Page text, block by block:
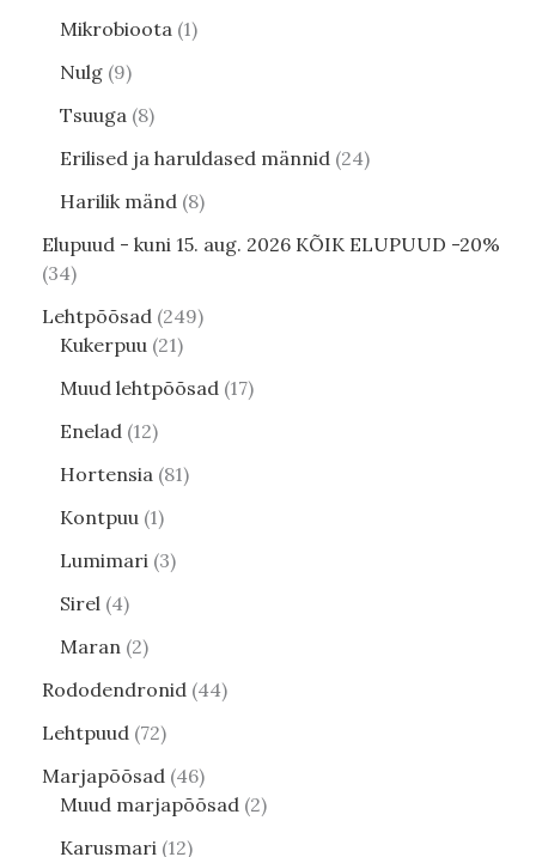
Mikrobioota 1
Nulg 9
Tsuuga 8
Erilised ja haruldased männid 24
Harilik mänd 8
Elupuud - kuni 15. aug. 2026 KÕIK ELUPUUD -20%
34
Lehtpõõsad 249
Kukerpuu 21
Muud lehtpõõsad 17
Enelad 12
Hortensia 81
Kontpuu 1
Lumimari 3
Sirel 4
Maran 2
Rododendronid 44
Lehtpuud 72
Marjapõõsad 46
Muud marjapõõsad 2
Karusmari 12